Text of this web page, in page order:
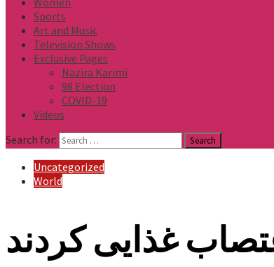
Sports
Art and Music
Television Shows
Exclusive Pages
Nazira Karimi
98 Election
COVID-19
Videos
Search for:
Uncategorized
World
غذایی کردند